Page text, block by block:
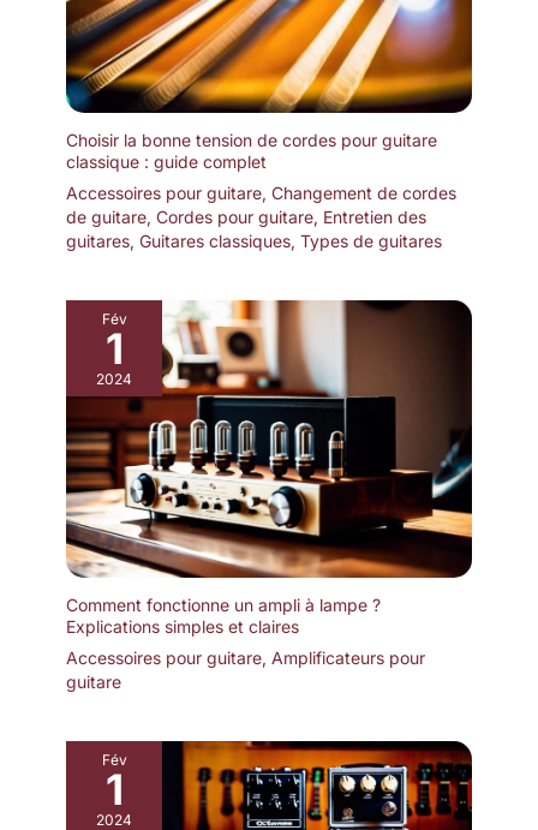
contrôle du son, et
gestion des préréglages,
fichiers IR et
d'apprentissage de
tonalités
Choisir la bonne tension de cordes pour guitare
classique : guide complet
Accessoires pour guitare, Changement de cordes
de guitare, Cordes pour guitare, Entretien des
guitares, Guitares classiques, Types de guitares
Fév
1
2024
Comment fonctionne un ampli à lampe ?
Explications simples et claires
Accessoires pour guitare, Amplificateurs pour
guitare
Fév
1
2024